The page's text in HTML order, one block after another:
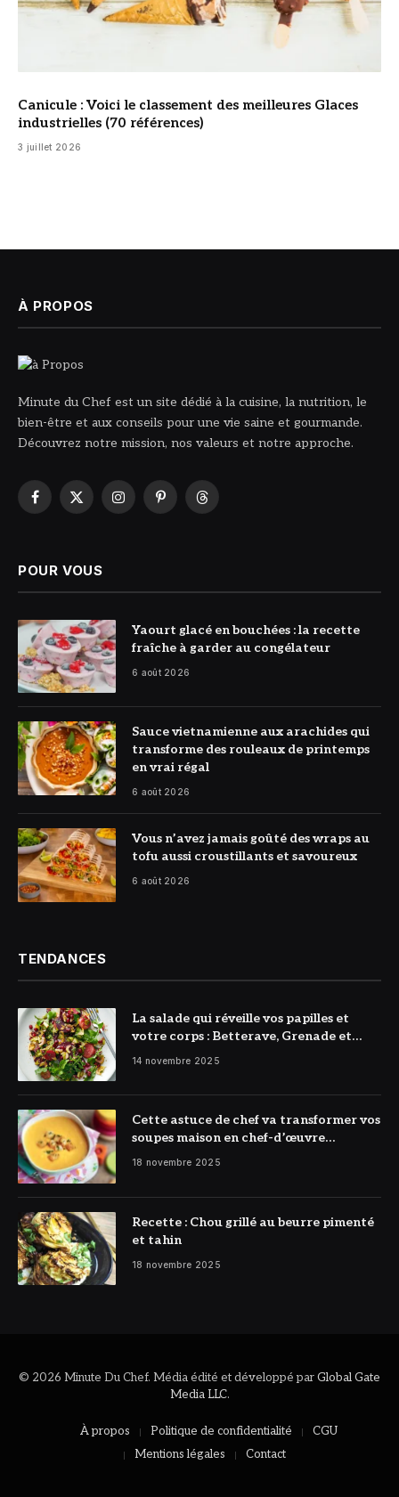
Canicule : Voici le classement des meilleures Glaces
industrielles (70 références)
3 juillet 2026
À PROPOS
Minute du Chef est un site dédié à la cuisine, la nutrition, le
bien-être et aux conseils pour une vie saine et gourmande.
Découvrez notre mission, nos valeurs et notre approche.
Facebook
X
InstagramPinterestThreads
POUR VOUS
© DR
Yaourt glacé en bouchées : la recette
fraîche à garder au congélateur
6 août 2026
© DR
Sauce vietnamienne aux arachides qui
transforme des rouleaux de printemps
en vrai régal
6 août 2026
© DR
Vous n’avez jamais goûté des wraps au
tofu aussi croustillants et savoureux
6 août 2026
TENDANCES
La salade qui réveille vos papilles et
votre corps : Betterave, Grenade et
Citron à l’honneur
14 novembre 2025
Cette astuce de chef va transformer vos
soupes maison en chef-d’œuvre
réconfortant
18 novembre 2025
Recette : Chou grillé au beurre pimenté
et tahin
18 novembre 2025
© 2026 Minute Du Chef. Média édité et développé parGlobal Gate
Media LLC.
À propos Politique de confidentialité
CGU
Mentions légales
Contact